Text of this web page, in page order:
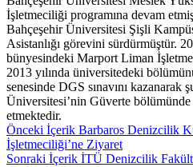
İşletmeciliği programına devam
Bahçeşehir Üniversitesi Şişli
Asistanlığı görevini sürdürmüştür.
bünyesindeki Marport Liman
2013 yılında üniversitedeki
senesinde DGS sınavını kazanarak
Üniversitesi’nin Güverte bölümünde
etmektedir.
Önceki İçerik Barbaros Denizcilik
İşletmeciliği’ne Ziyaret
Sonraki İçerik İTÜ Denizcilik